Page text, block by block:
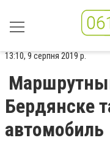
13:10, 9 серпня 2019 р.
Бердянске
автомобиль